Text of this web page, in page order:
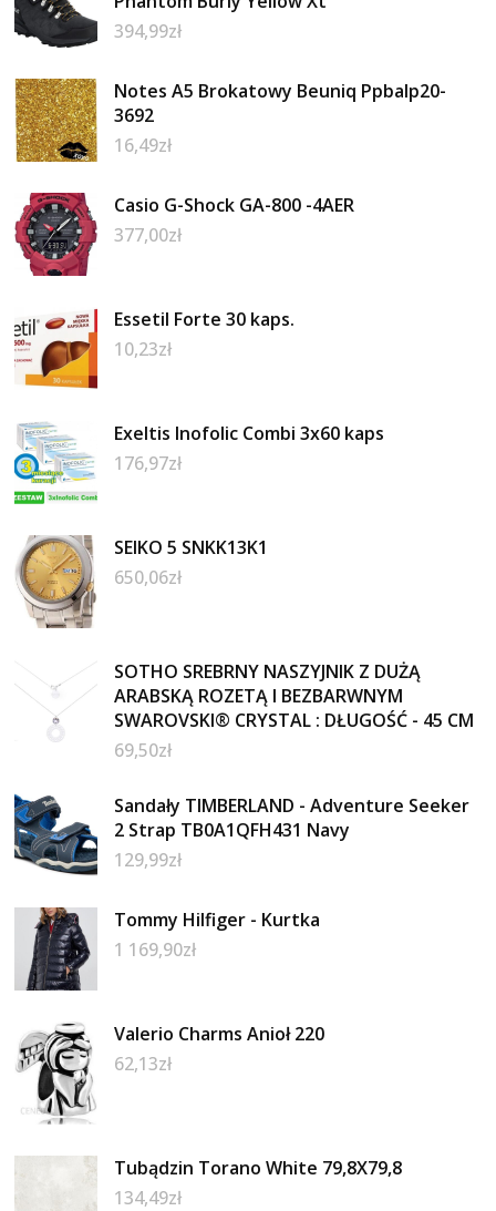
394,99zł
Notes A5 Brokatowy Beuniq Ppbalp20-
3692
16,49zł
Casio G-Shock GA-800 -4AER
377,00zł
Essetil Forte 30 kaps.
10,23zł
Exeltis Inofolic Combi 3x60 kaps
176,97zł
SEIKO 5 SNKK13K1
650,06zł
SOTHO SREBRNY NASZYJNIK Z DUŻĄ
ARABSKĄ ROZETĄ I BEZBARWNYM
SWAROVSKI® CRYSTAL : DŁUGOŚĆ - 45 CM
69,50zł
Sandały TIMBERLAND - Adventure Seeker
2 Strap TB0A1QFH431 Navy
129,99zł
Tommy Hilfiger - Kurtka
1 169,90zł
Valerio Charms Anioł 220
62,13zł
Tubądzin Torano White 79,8X79,8
134,49zł